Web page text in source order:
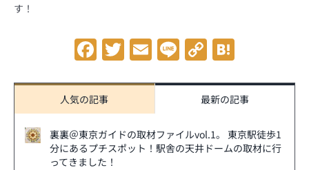
す！
Facebook
Twitter
Email
LineCopy
Link
人気の記事 最新の記事
裏裏＠東京ガイドの取材ファイルvol.1。 東京駅徒歩1
分にあるプチスポット！駅舎の天井ドームの取材に行
ってきました！